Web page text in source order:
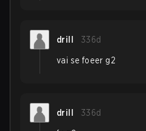
drill 336d
vai se foeer g2
drill 336d